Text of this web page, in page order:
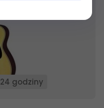
24 godziny